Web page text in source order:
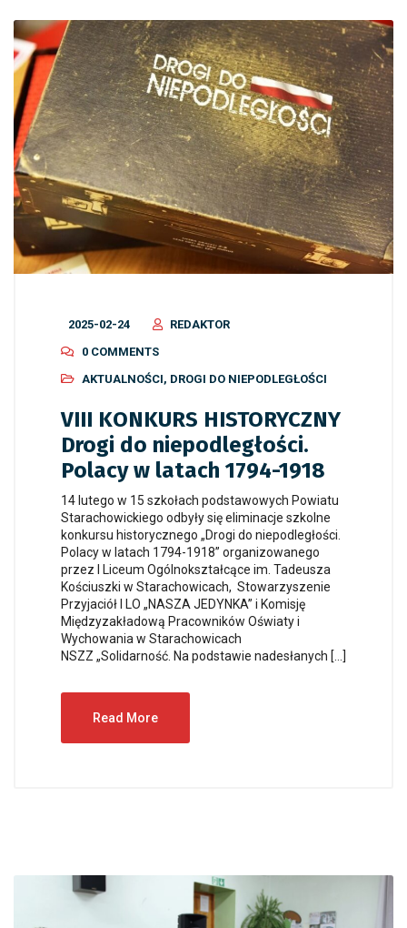
2025-02-24
REDAKTOR
0 COMMENTS
AKTUALNOŚCI, DROGI DO NIEPODLEGŁOŚCI
VIII KONKURS HISTORYCZNY
Drogi do niepodległości.
Polacy w latach 1794-1918
14 lutego w 15 szkołach podstawowych Powiatu
Starachowickiego odbyły się eliminacje szkolne
konkursu historycznego „Drogi do niepodległości.
Polacy w latach 1794-1918” organizowanego
przez I Liceum Ogólnokształcące im. Tadeusza
Kościuszki w Starachowicach, Stowarzyszenie
Przyjaciół I LO „NASZA JEDYNKA” i Komisję
Międzyzakładową Pracowników Oświaty i
Wychowania w Starachowicach
NSZZ „Solidarność. Na podstawie nadesłanych […]
Read More